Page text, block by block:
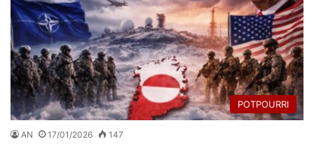
POTPOURRI
AN 17/01/2026 147